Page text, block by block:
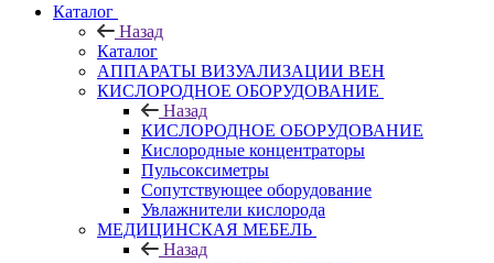
Каталог
Назад
Каталог
АППАРАТЫ ВИЗУАЛИЗАЦИИ ВЕН
КИСЛОРОДНОЕ ОБОРУДОВАНИЕ
Назад
КИСЛОРОДНОЕ ОБОРУДОВАНИЕ
Кислородные концентраторы
Пульсоксиметры
Сопутствующее оборудование
Увлажнители кислорода
МЕДИЦИНСКАЯ МЕБЕЛЬ
Назад